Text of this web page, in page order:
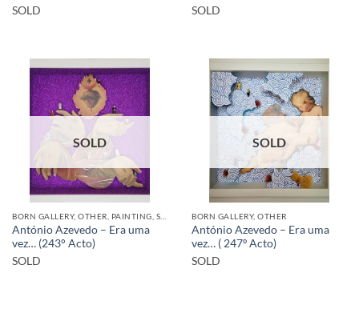
SOLD
SOLD
SOLD
António Azevedo – Era uma
vez… (243° Acto)
SOLD
SOLD
BORN GALLERY, OTHER
António Azevedo – Era uma
vez… ( 247º Acto)
SOLD